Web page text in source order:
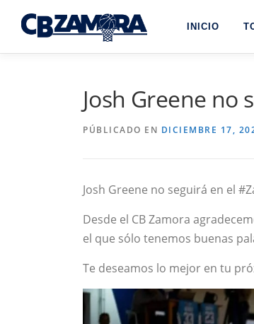
INICIO
Josh Greene no
PÚBLICADO EN DICIEMBRE 17,
Josh Greene no seguirá en el
Desde el CB Zamora
el que sólo tenemos buenas
Te deseamos lo mejor en tu